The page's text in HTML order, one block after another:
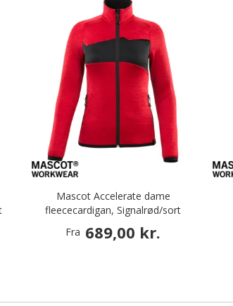
Mascot Accelerate dame
fleececardigan, Signalrød/sort
Fra 689,00 kr.